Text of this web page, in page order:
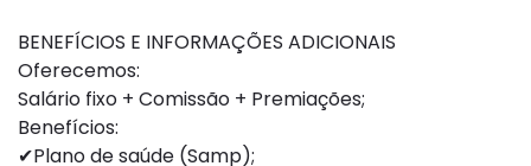
BENEFÍCIOS E INFORMAÇÕES ADICIONAIS
Oferecemos:
Salário fixo + Comissão + Premiações;
Benefícios:
✔Plano de saúde (Samp);